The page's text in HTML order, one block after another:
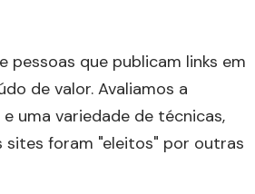
pessoas que publicam links em
de valor. Avaliamos a
uma variedade de técnicas,
sites foram "eleitos" por outras